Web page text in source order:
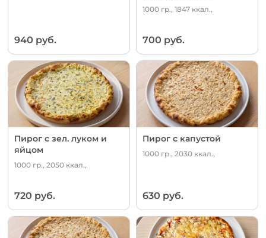
940 руб.
1000 гр., 1847 ккал.,
700 руб.
Пирог с зел. луком и
яйцом
1000 гр., 2050 ккал.,
720 руб.
Пирог с капустой
1000 гр., 2030 ккал.,
630 руб.